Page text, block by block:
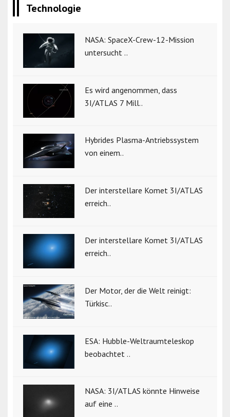
Technologie
NASA: SpaceX-Crew-12-Mission
untersucht ..
Es wird angenommen, dass
3I/ATLAS 7 Mill..
Hybrides Plasma-Antriebssystem
von einem..
Der interstellare Komet 3I/ATLAS
erreich..
Der interstellare Komet 3I/ATLAS
erreich..
Der Motor, der die Welt reinigt:
Türkisc..
ESA: Hubble-Weltraumteleskop
beobachtet ..
NASA: 3I/ATLAS könnte Hinweise
auf eine ..